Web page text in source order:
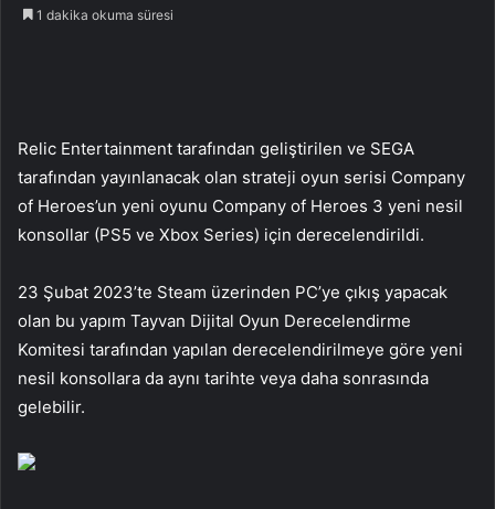
1 dakika okuma süresi
Relic Entertainment tarafından geliştirilen ve SEGA
tarafından yayınlanacak olan strateji oyun serisi Company
of Heroes’un yeni oyunu Company of Heroes 3 yeni nesil
konsollar (PS5 ve Xbox Series) için derecelendirildi.
23 Şubat 2023’te Steam üzerinden PC’ye çıkış yapacak
olan bu yapım Tayvan Dijital Oyun Derecelendirme
Komitesi tarafından yapılan derecelendirilmeye göre yeni
nesil konsollara da aynı tarihte veya daha sonrasında
gelebilir.